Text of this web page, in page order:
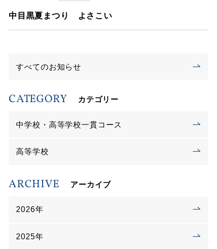
中目黒夏まつり よさこい
すべてのお知らせ
CATEGORY カテゴリー
中学校・高等学校一貫コース
高等学校
ARCHIVE アーカイブ
2026年
2025年